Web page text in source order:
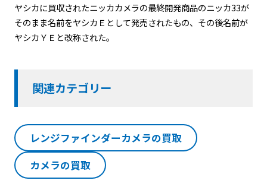
ヤシカに買収されたニッカカメラの最終開発商品のニッカ33が
そのまま名前をヤシカＥとして発売されたもの、その後名前が
ヤシカＹＥと改称された。
関連カテゴリー
レンジファインダーカメラの買取
カメラの買取